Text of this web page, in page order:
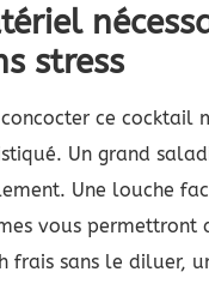
stress
ce cocktail
Un grand
Une louche
vous permettront
frais sans le diluer,